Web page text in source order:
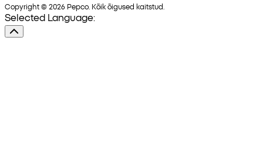
Copyright © 2026 Pepco. Kõik õigused kaitstud.
Selected Language: